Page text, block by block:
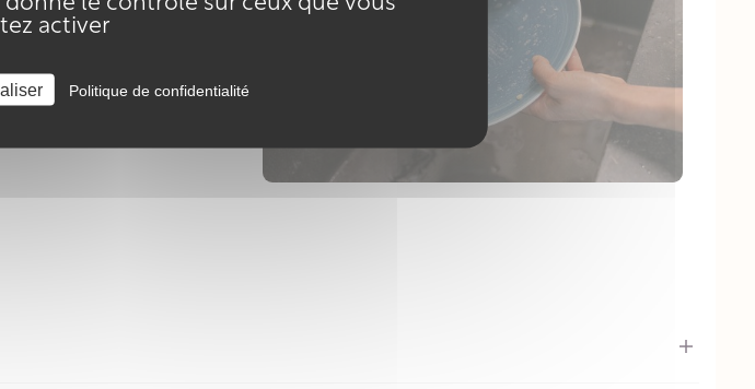
activer
Politique de confidentialité
des ingrédients naturels.